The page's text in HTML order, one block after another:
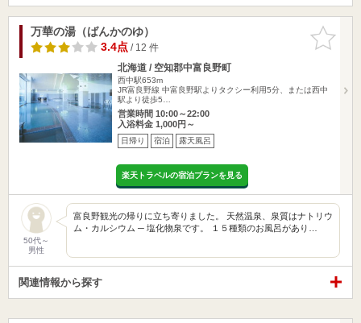
お気に入
りに追加
万華の湯（ばんかのゆ）
3.4点/ 12 件
北海道 / 空知郡中富良野町
西中駅653m
JR富良野線 中富良野駅よりタクシー利用5分、または西中
駅より徒歩5…
営業時間 10:00～22:00
入浴料金 1,000円～
日帰り 宿泊 露天風呂
楽天トラベルの宿泊プランを見る
50代～
男性
富良野観光の帰りに立ち寄りました。 天然温泉、泉質はナトリウ
ム・カルシウム ─ 塩化物泉です。 １５種類のお風呂があり…
関連情報から探す